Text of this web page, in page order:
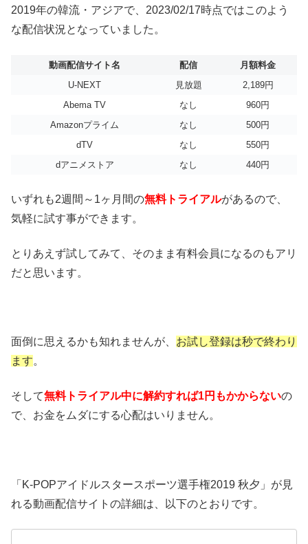
2019年の韓流・アジアで、2023/02/17時点ではこのよう
な配信状況となっていました。
動画配信サイト名 配信
月額料金
U-NEXT
見放題
2,189円
Abema TV
なし
960円
Amazonプライム
なし
500円
dTV
なし
550円
dアニメストア
なし 440円
いずれも2週間～1ヶ月間の無料トライアルがあるので、
気軽に試す事ができます。
とりあえず試してみて、そのまま有料会員になるのもアリ
だと思います。
面倒に思えるかも知れませんが、 お試し登録は秒で終わり
ます。
そして無料トライアル中に解約すれば1円もかからないの
で、お金をムダにする心配はいりません。
「K-POPアイドルスタースポーツ選手権2019 秋夕」が見
れる動画配信サイトの詳細は、以下のとおりです。